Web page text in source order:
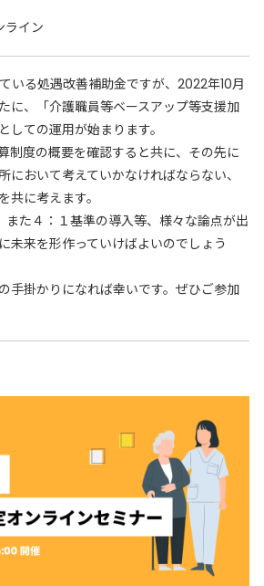
ライン
いる処遇改善補助金ですが、2022年10月
に、「介護職員等ベースアップ等支援加
しての運用が始まります。
制度の概要を確認すると共に、その先に
において考えていかなければならない、
共に考えます。
た４：１基準の導入等、様々な論点が出
未来を形作っていけばよいのでしょう
手掛かりになれば幸いです。ぜひご参加